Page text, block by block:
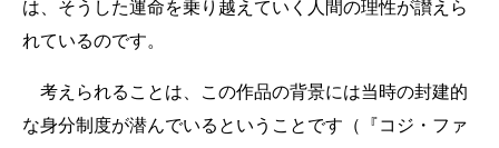
は、そうした運命を乗り越えていく人間の理性が讃えら
れているのです。
考えられることは、この作品の背景には当時の封建的
な身分制度が潜んでいるということです（『コジ・ファ